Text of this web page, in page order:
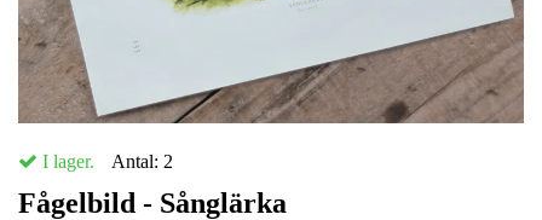
I lager. Antal: 2
Fågelbild - Sånglärka